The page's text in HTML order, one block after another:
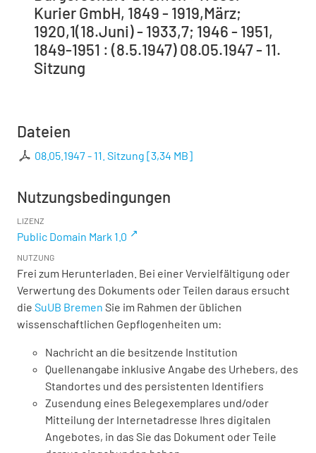
Kurier GmbH, 1849 - 1919,März;
1920,1(18.Juni) - 1933,7; 1946 - 1951,
1849-1951 : (8.5.1947) 08.05.1947 - 11.
Sitzung
Dateien
08.05.1947 - 11. Sitzung [3,34 MB]
Nutzungsbedingungen
LIZENZ
Public Domain Mark 1.0
NUTZUNG
Frei zum Herunterladen. Bei einer Vervielfältigung oder
Verwertung des Dokuments oder Teilen daraus ersucht
die SuUB Bremen Sie im Rahmen der üblichen
wissenschaftlichen Gepflogenheiten um:
Nachricht an die besitzende Institution
Quellenangabe inklusive Angabe des Urhebers, des
Standortes und des persistenten Identifiers
Zusendung eines Belegexemplares und/oder
Mitteilung der Internetadresse Ihres digitalen
Angebotes, in das Sie das Dokument oder Teile